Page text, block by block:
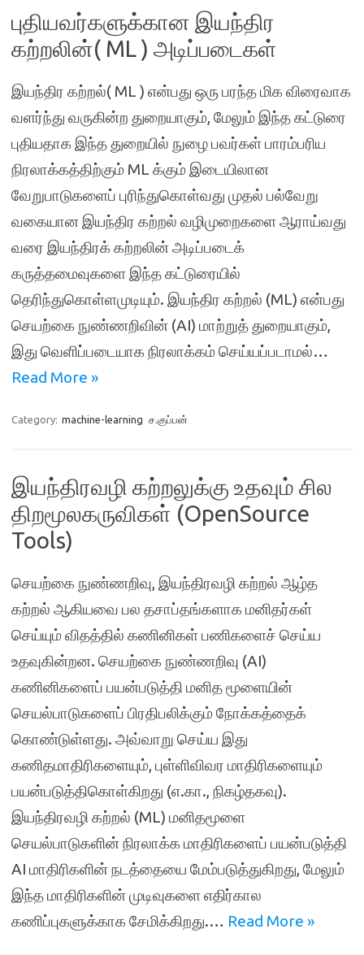
புதியவர்களுக்கான இயந்திர
கற்றலின்( ML ) அடிப்படைகள்
இயந்திர கற்றல்( ML ) என்பது ஒரு பரந்த மிக விரைவாக
வளர்ந்து வருகின்ற துறையாகும், மேலும் இந்த கட்டுரை
புதியதாக இந்த துறையில் நுழை பவர்கள் பாரம்பரிய
நிரலாக்கத்திற்கும் ML க்கும் இடையிலான
வேறுபாடுகளைப் புரிந்துகொள்வது முதல் பல்வேறு
வகையான இயந்திர கற்றல் வழிமுறைகளை ஆராய்வது
வரை இயந்திரக் கற்றலின் அடிப்படைக்
கருத்தமைவுகளை இந்த கட்டுரையில்
தெரிந்துகொள்ளமுடியும். இயந்திர கற்றல் (ML) என்பது
செயற்கை நுண்ணறிவின் (AI) மாற்றுத் துறையாகும்,
இது வெளிப்படையாக நிரலாக்கம் செய்யப்படாமல்…
Read More »
Category: machine-learning ச.குப்பன்
இயந்திரவழி கற்றலுக்கு உதவும் சில
திறமூலகருவிகள் (OpenSource
Tools)
செயற்கை நுண்ணறிவு, இயந்திரவழி கற்றல் ஆழ்த
கற்றல் ஆகியவை பல தசாப்தங்களாக மனிதர்கள்
செய்யும் விதத்தில் கணினிகள் பணிகளைச் செய்ய
உதவுகின்றன. செயற்கை நுண்ணறிவு (AI)
கணினிகளைப் பயன்படுத்தி மனித மூளையின்
செயல்பாடுகளைப் பிரதிபலிக்கும் நோக்கத்தைக்
கொண்டுள்ளது. அவ்வாறு செய்ய இது
கணிதமாதிரிகளையும், புள்ளிவிவர மாதிரிகளையும்
பயன்படுத்திகொள்கிறது (எ.கா., நிகழ்தகவு).
இயந்திரவழி கற்றல் (ML) மனிதமூளை
செயல்பாடுகளின் நிரலாக்க மாதிரிகளைப் பயன்படுத்தி
AI மாதிரிகளின் நடத்தையை மேம்படுத்துகிறது, மேலும்
இந்த மாதிரிகளின் முடிவுகளை எதிர்கால
கணிப்புகளுக்காக சேமிக்கிறது.… Read More »